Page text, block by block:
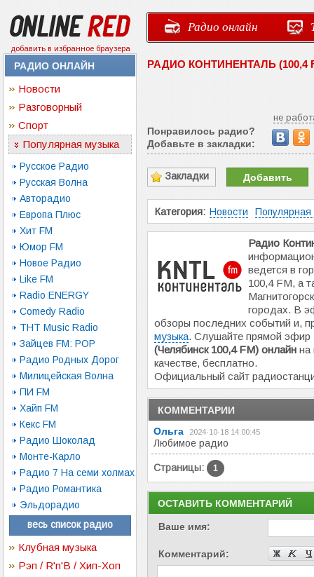
добавить в избранное браузера
Радио онлайн
РАДИО ОНЛАЙН
Новости
Разговорный
Спорт
Популярная музыка
Русское Радио
Русская Волна
Авторадио
Европа Плюс
Хит FM
Юмор FM
Новое Радио
Like FM
Radio ENERGY
Comedy Radio
ТНТ Music Radio
Зайцев FM: POP
Радио Родных Дорог
Милицейская Волна
ПИ FM
Хайп FM
Кекс FM
Радио Шоколад
Монте-Карло
Радио 7 На семи холмах
Радио Романтика
Эльдорадио
весь список радио
Клубная музыка
Рэп / R'n'B / Хип-Хоп
РАДИО КОНТИНЕНТАЛЬ
не
Понравилось радио?
Добавьте в закладки:
Закладки Добавить
Категория: Новости Популярная
Радио
ведется в
100,4 FM, а
городах. В
обзоры последних событий и,
музыка. Слушайте прямой эфир
(Челябинск 100,4 FM) онлайн на
качестве, бесплатно.
Официальный сайт
КОММЕНТАРИИ
Ольга
2024-10-18 14:00:45
Любимое радио
Страницы: 1
ОСТАВИТЬ КОММЕНТАРИЙ
Ваше имя:
Комментарий: